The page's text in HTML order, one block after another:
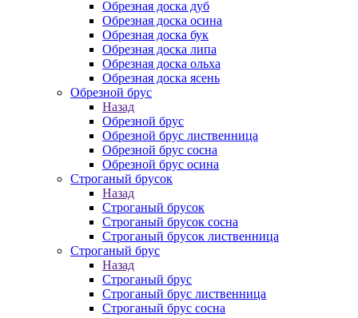
Обрезная доска дуб
Обрезная доска осина
Обрезная доска бук
Обрезная доска липа
Обрезная доска ольха
Обрезная доска ясень
Обрезной брус
Назад
Обрезной брус
Обрезной брус лиственница
Обрезной брус сосна
Обрезной брус осина
Строганый брусок
Назад
Строганый брусок
Строганый брусок сосна
Строганый брусок лиственница
Строганый брус
Назад
Строганый брус
Строганый брус лиственница
Строганый брус сосна